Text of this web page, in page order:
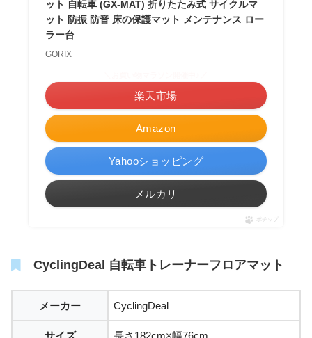
ット 自転車 (GX-MAT) 折りたたみ式 サイクルマ
ット 防振 防音 床の保護マット メンテナンス ロー
ラー台
GORIX
Amazon
楽天市場
Yahooショッピング
メルカリ
ポチップ
CyclingDeal 自転車トレーナーフロアマット
メーカー CyclingDeal